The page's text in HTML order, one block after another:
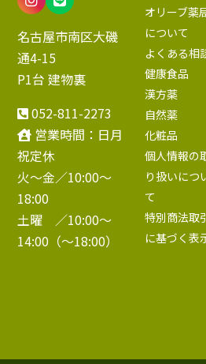
名古屋市南区大磯
通4-15
P1台 建物裏
052-811-2273
営業時間：日月
祝定休
火～金／10:00〜
18:00
土曜 ／10:00〜
14:00（～18:00）
オリーブ薬
について
よくある相
健康食品
漢方薬
自然薬
化粧品
個人情報の
り扱いにつ
て
特別商法取
に基づく表